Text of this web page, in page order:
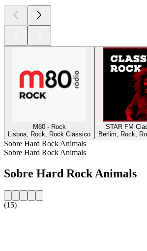
M80 - Rock
Lisboa, Rock, Rock Clássico
STAR FM
Berlim, Rock,
Sobre Hard Rock Animals
Sobre Hard Rock Animals
Sobre Hard Rock Animals
(15)